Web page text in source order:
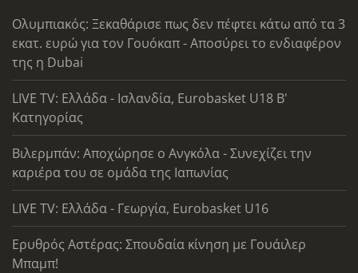
Ολυμπιακός: Ξεκαθάρισε πως δεν πέφτει κάτω από τα 3
εκατ. ευρώ για τον Γουόκαπ - Αποσύρει το ενδιαφέρον
της η Dubai
LIVE TV: Ελλάδα - Ισλανδία, Eurobasket U18 Β'
Κατηγορίας
Βιλερμπάν: Αποχώρησε ο Ανγκόλα - Συνεχίζει την
καριέρα του σε ομάδα της Ιαπωνίας
LIVE TV: Ελλάδα - Γεωργία, Eurobasket U16
Ερυθρός Αστέρας: Σπουδαία κίνηση με Γουάιλερ
Μπαμπ!